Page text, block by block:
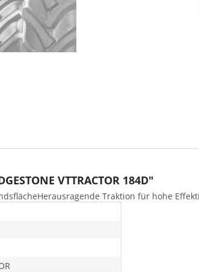
VTTRACTOR 184D"
Traktion für hohe